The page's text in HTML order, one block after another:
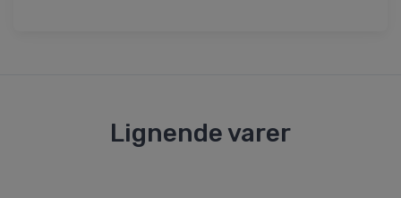
Lignende varer